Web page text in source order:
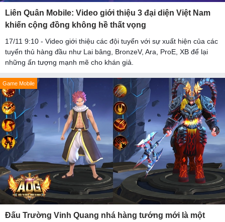
Liên Quân Mobile: Video giới thiệu 3 đại diện Việt Nam
khiến cộng đồng không hề thất vọng
17/11 9:10 - Video giới thiệu các đội tuyển với sự xuất hiện của các
tuyển thủ hàng đầu như Lai bâng, BronzeV, Ara, ProE, XB để lại
những ấn tượng mạnh mẽ cho khán giả.
Game Mobile
Đấu Trường Vinh Quang nhá hàng tướng mới là một